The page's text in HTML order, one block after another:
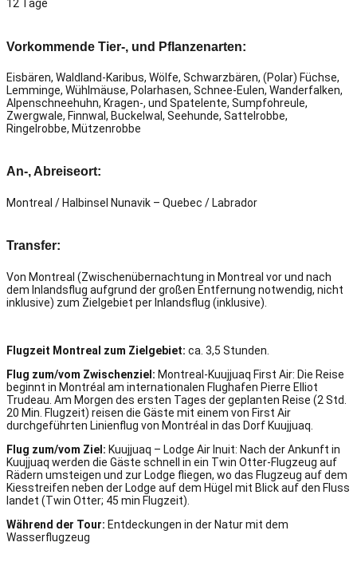
12 Tage
Vorkommende Tier-, und Pflanzenarten:
Eisbären, Waldland-Karibus, Wölfe, Schwarzbären, (Polar) Füchse,
Lemminge, Wühlmäuse, Polarhasen, Schnee-Eulen, Wanderfalken,
Alpenschneehuhn, Kragen-, und Spatelente, Sumpfohreule,
Zwergwale, Finnwal, Buckelwal, Seehunde, Sattelrobbe,
Ringelrobbe, Mützenrobbe
An-, Abreiseort:
Montreal / Halbinsel Nunavik – Quebec / Labrador
Transfer:
Von Montreal (Zwischenübernachtung in Montreal vor und nach
dem Inlandsflug aufgrund der großen Entfernung notwendig, nicht
inklusive) zum Zielgebiet per Inlandsflug (inklusive).
Flugzeit Montreal zum Zielgebiet: ca. 3,5 Stunden.
Flug zum/vom Zwischenziel: Montreal-Kuujjuaq First Air: Die Reise
beginnt in Montréal am internationalen Flughafen Pierre Elliot
Trudeau. Am Morgen des ersten Tages der geplanten Reise (2 Std.
20 Min. Flugzeit) reisen die Gäste mit einem von First Air
durchgeführten Linienflug von Montréal in das Dorf Kuujjuaq.
Flug zum/vom Ziel: Kuujjuaq – Lodge Air Inuit: Nach der Ankunft in
Kuujjuaq werden die Gäste schnell in ein Twin Otter-Flugzeug auf
Rädern umsteigen und zur Lodge fliegen, wo das Flugzeug auf dem
Kiesstreifen neben der Lodge auf dem Hügel mit Blick auf den Fluss
landet (Twin Otter; 45 min Flugzeit).
Während der Tour: Entdeckungen in der Natur mit dem
Wasserflugzeug